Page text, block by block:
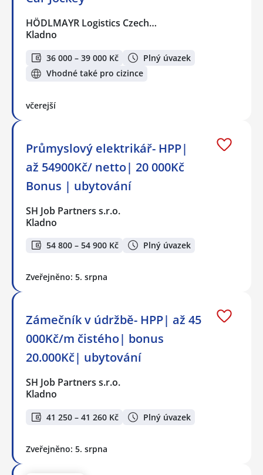
HÖDLMAYR Logistics Czech…
Kladno
36 000 – 39 000 Kč
Plný úvazek
Vhodné také pro cizince
včerejší
Průmyslový elektrikář- HPP|
až 54900Kč/ netto| 20 000Kč
Bonus | ubytování
SH Job Partners s.r.o.
Kladno
54 800 – 54 900 Kč Plný úvazek
Zveřejněno: 5. srpna
Zámečník v údržbě- HPP| až 45
000Kč/m čistého| bonus
20.000Kč| ubytování
SH Job Partners s.r.o.
Kladno
41 250 – 41 260 Kč Plný úvazek
Zveřejněno: 5. srpna